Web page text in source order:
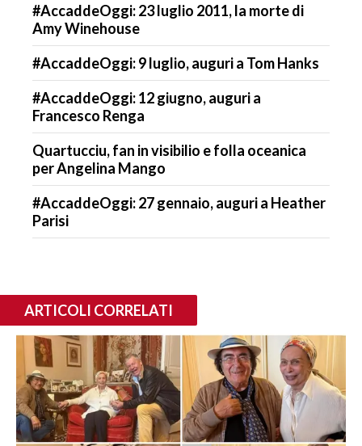
#AccaddeOggi: 23 luglio 2011, la morte di
Amy Winehouse
#AccaddeOggi: 9 luglio, auguri a Tom Hanks
#AccaddeOggi: 12 giugno, auguri a
Francesco Renga
Quartucciu, fan in visibilio e folla oceanica
per Angelina Mango
#AccaddeOggi: 27 gennaio, auguri a Heather
Parisi
ARTICOLI CORRELATI